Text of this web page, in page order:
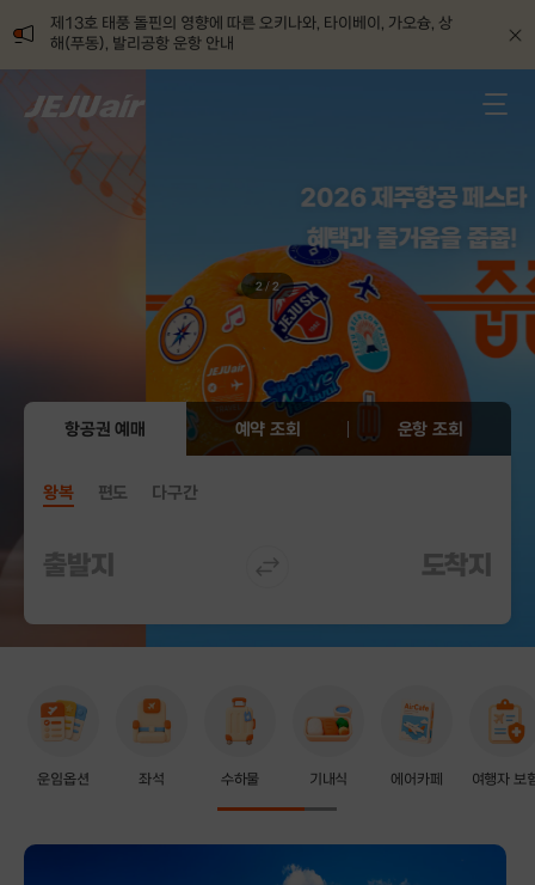
제13호 태풍 돌핀의 영향에 따른 오키나와, 타이베이, 가오슝, 상
해(푸동), 발리공항 운항 안내
2026 제주항공 페스타
혜택과 즐거움을 줍줍!
2 /2
항공권 예매 예약 조회 운항 조회
왕복 편도 다구간
출발지 도착지
열
운임옵션 좌석 수하물 기내식 에어카페 여행자 보